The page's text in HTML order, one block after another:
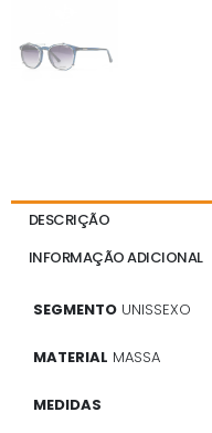
DESCRIÇÃO
INFORMAÇÃO ADICIONAL
SEGMENTO UNISSEXO
MATERIAL MASSA
MEDIDAS